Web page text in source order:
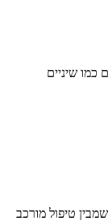
שיניים
טיפול מורכב